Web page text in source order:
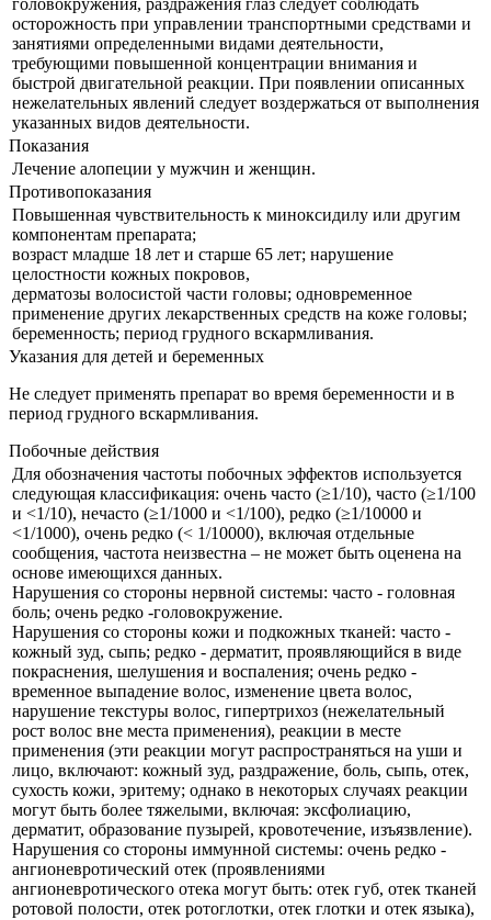
головокружения, раздражения глаз следует соблюдать
осторожность при управлении транспортными средствами и
занятиями определенными видами деятельности,
требующими повышенной концентрации внимания и
быстрой двигательной реакции. При появлении описанных
нежелательных явлений следует воздержаться от выполнения
указанных видов деятельности.
Показания
Лечение алопеции у мужчин и женщин.
Противопоказания
Повышенная чувствительность к миноксидилу или другим
компонентам препарата;
возраст младше 18 лет и старше 65 лет; нарушение
целостности кожных покровов,
дерматозы волосистой части головы; одновременное
применение других лекарственных средств на коже головы;
беременность; период грудного вскармливания.
Указания для детей и беременных
Не следует применять препарат во время беременности и в
период грудного вскармливания.
Побочные действия
Для обозначения частоты побочных эффектов используется
следующая классификация: очень часто (≥1/10), часто (≥1/100
и ˂1/10), нечасто (≥1/1000 и ˂1/100), редко (≥1/10000 и
˂1/1000), очень редко (˂ 1/10000), включая отдельные
сообщения, частота неизвестна – не может быть оценена на
основе имеющихся данных.
Нарушения со стороны нервной системы: часто - головная
боль; очень редко -головокружение.
Нарушения со стороны кожи и подкожных тканей: часто -
кожный зуд, сыпь; редко - дерматит, проявляющийся в виде
покраснения, шелушения и воспаления; очень редко -
временное выпадение волос, изменение цвета волос,
нарушение текстуры волос, гипертрихоз (нежелательный
рост волос вне места применения), реакции в месте
применения (эти реакции могут распространяться на уши и
лицо, включают: кожный зуд, раздражение, боль, сыпь, отек,
сухость кожи, эритему; однако в некоторых случаях реакции
могут быть более тяжелыми, включая: эксфолиацию,
дерматит, образование пузырей, кровотечение, изъязвление).
Нарушения со стороны иммунной системы: очень редко -
ангионевротический отек (проявлениями
ангионевротического отека могут быть: отек губ, отек тканей
ротовой полости, отек ротоглотки, отек глотки и отек языка),